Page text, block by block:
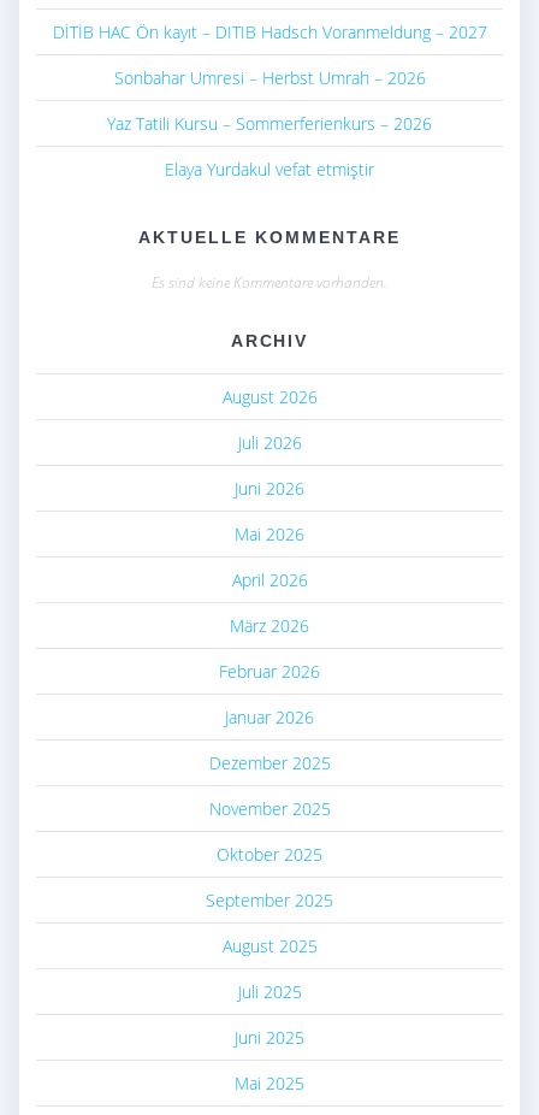
DİTİB HAC Ön kayıt – DITIB Hadsch Voranmeldung – 2027
Sonbahar Umresi – Herbst Umrah – 2026
Yaz Tatili Kursu – Sommerferienkurs – 2026
Elaya Yurdakul vefat etmiştir
AKTUELLE KOMMENTARE
Es sind keine Kommentare vorhanden.
ARCHIV
August 2026
Juli 2026
Juni 2026
Mai 2026
April 2026
März 2026
Februar 2026
Januar 2026
Dezember 2025
November 2025
Oktober 2025
September 2025
August 2025
Juli 2025
Juni 2025
Mai 2025